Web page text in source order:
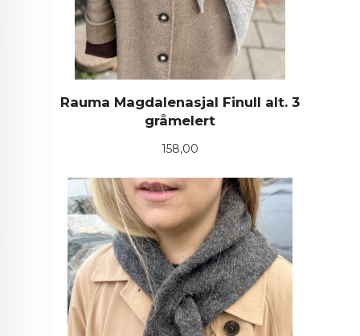
Rauma Magdalenasjal Finull alt. 3
gråmelert
Pris
158,00